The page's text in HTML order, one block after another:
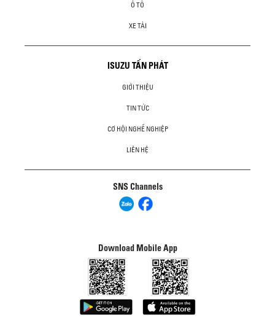
Ô TÔ
XE TẢI
ISUZU TẤN PHÁT
GIỚI THIỆU
TIN TỨC
CƠ HỘI NGHỀ NGHIỆP
LIÊN HỆ
SNS Channels
Download Mobile App